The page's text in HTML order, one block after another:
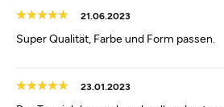
21.06.2023
Super Qualität, Farbe und Form passen.
23.01.2023